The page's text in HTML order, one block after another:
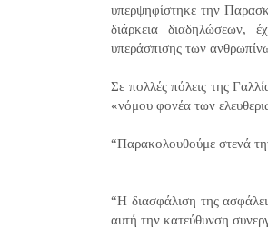
υπερψηφίστηκε την
διάρκεια διαδηλώσεων,
υπεράσπισης των
Σε πολλές πόλεις της
«νόμου φονέα των
“Παρακολουθούμε στενά
“Η διασφάλιση της
αυτή την κατεύθυνση